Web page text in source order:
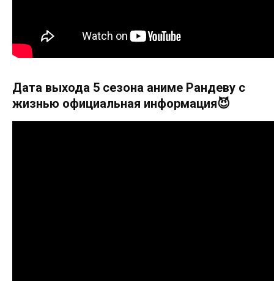
Дата выхода 5 сезона аниме Рандеву с
жизнью официальная информация😈